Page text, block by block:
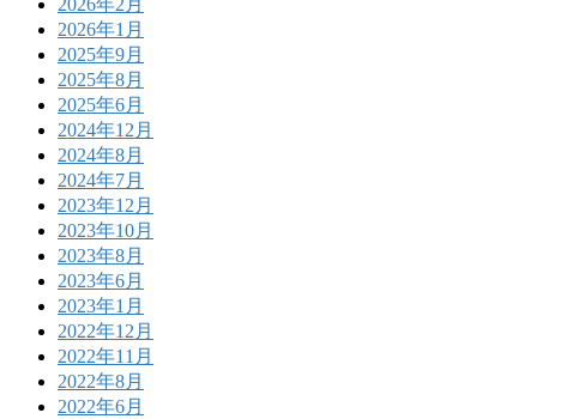
2026年1月
2025年9月
2025年8月
2025年6月
2024年12月
2024年8月
2024年7月
2023年12月
2023年10月
2023年8月
2023年6月
2023年1月
2022年12月
2022年11月
2022年8月
2022年6月